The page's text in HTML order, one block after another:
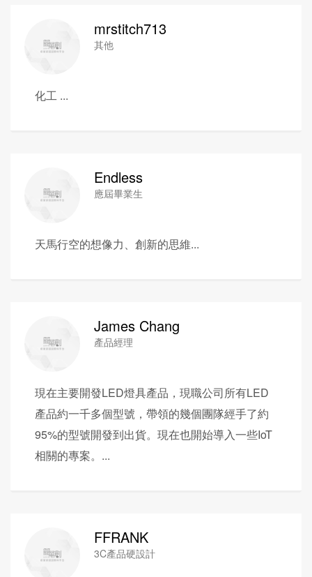
mrstitch713
其他
化工 ...
Endless
應屆畢業生
天馬行空的想像力、創新的思維...
James Chang
產品經理
現在主要開發LED燈具產品，現職公司所有LED
產品約一千多個型號，帶領的幾個團隊經手了約
95%的型號開發到出貨。現在也開始導入一些IoT
相關的專案。...
FFRANK
3C產品硬設計